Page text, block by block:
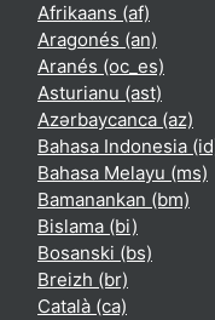
Afrikaans ‎(af)‎
Aragonés ‎(an)‎
Aranés ‎(oc_es)‎
Asturianu ‎(ast)‎
Azərbaycanca ‎(az)‎
Bahasa Indonesia
Bahasa Melayu ‎(ms)‎
Bamanankan ‎(bm)‎
Bislama ‎(bi)‎
Bosanski ‎(bs)‎
Breizh ‎(br)‎
Català ‎(ca)‎